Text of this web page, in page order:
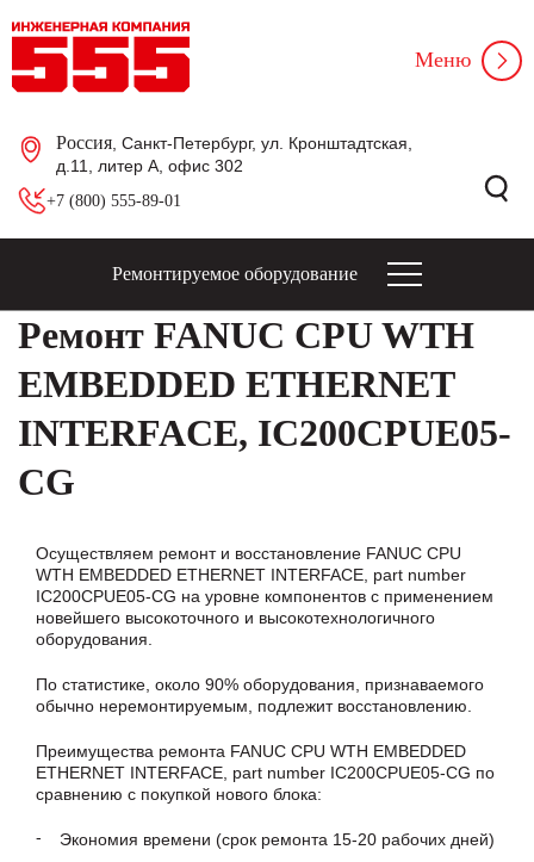
Россия , Санкт-Петербург, ул. Кронштадтская,
д.11, литер А, офис 302
+7 (800) 555-89-01
Меню
Ремонтируемое оборудование
Ремонт FANUC CPU WTH
EMBEDDED ETHERNET
INTERFACE, IC200CPUE05-
CG
Осуществляем ремонт и восстановление FANUC CPU
WTH EMBEDDED ETHERNET INTERFACE, part number
IC200CPUE05-CG на уровне компонентов с применением
новейшего высокоточного и высокотехнологичного
оборудования.
По статистике, около 90% оборудования, признаваемого
обычно неремонтируемым, подлежит восстановлению.
Преимущества ремонта FANUC CPU WTH EMBEDDED
ETHERNET INTERFACE, part number IC200CPUE05-CG по
сравнению с покупкой нового блока:
Экономия времени (срок ремонта 15-20 рабочих дней)